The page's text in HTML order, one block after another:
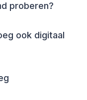
proberen?
ook digitaal